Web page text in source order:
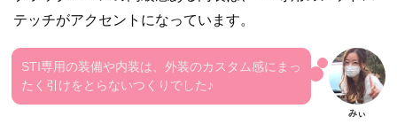
テッチがアクセントになっています。
STI専用の装備や内装は、外装のカスタム感にまっ
たく引けをとらないつくりでした♪